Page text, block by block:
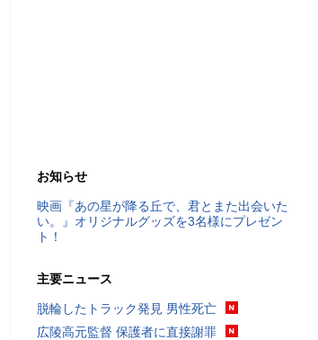
お知らせ
映画『あの星が降る丘で、君とまた出会いた
い。』オリジナルグッズを3名様にプレゼン
ト！
主要ニュース
脱輪したトラック発見 男性死亡
広陵高元監督 保護者に直接謝罪